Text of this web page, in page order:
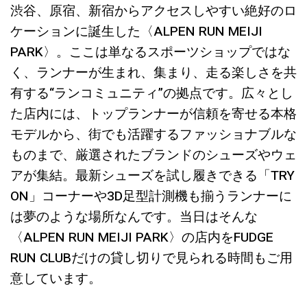
渋谷、原宿、新宿からアクセスしやすい絶好のロ
ケーションに誕生した〈ALPEN RUN MEIJI
PARK〉。ここは単なるスポーツショップではな
く、ランナーが生まれ、集まり、走る楽しさを共
有する“ランコミュニティ”の拠点です。広々とし
た店内には、トップランナーが信頼を寄せる本格
モデルから、街でも活躍するファッショナブルな
ものまで、厳選されたブランドのシューズやウェ
アが集結。最新シューズを試し履きできる「TRY
ON」コーナーや3D足型計測機も揃うランナーに
は夢のような場所なんです。当日はそんな
〈ALPEN RUN MEIJI PARK〉の店内をFUDGE
RUN CLUBだけの貸し切りで見られる時間もご用
意しています。